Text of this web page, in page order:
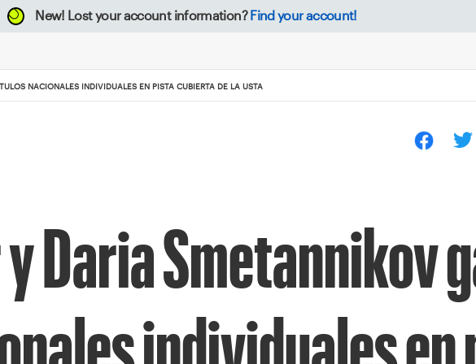
New! Lost your account information? Find your account!
NACIONALES INDIVIDUALES EN PISTA CUBIERTA DE LA USTA
Daria Smetannikov
individuales en